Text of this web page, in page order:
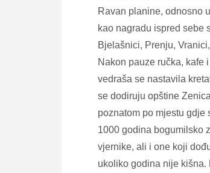
Ravan planine, odnosno
kao nagradu ispred sebe
Bjelašnici, Prenju,
Nakon pauze ručka, kafe
vedraša se nastavila
se dodiruju opštine
poznatom po mjestu
1000 godina bogumilsko
vjernike, ali i one koji
ukoliko godina nije kišna.